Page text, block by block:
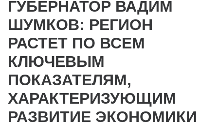
ГУБЕРНАТОР ВАДИМ
ШУМКОВ: РЕГИОН
РАСТЕТ ПО ВСЕМ
КЛЮЧЕВЫМ
ПОКАЗАТЕЛЯМ,
ХАРАКТЕРИЗУЮЩИМ
РАЗВИТИЕ ЭКОНОМИКИ